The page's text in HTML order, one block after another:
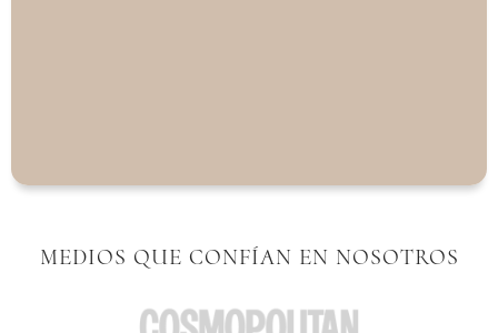
MEDIOS QUE CONFÍAN EN NOSOTROS